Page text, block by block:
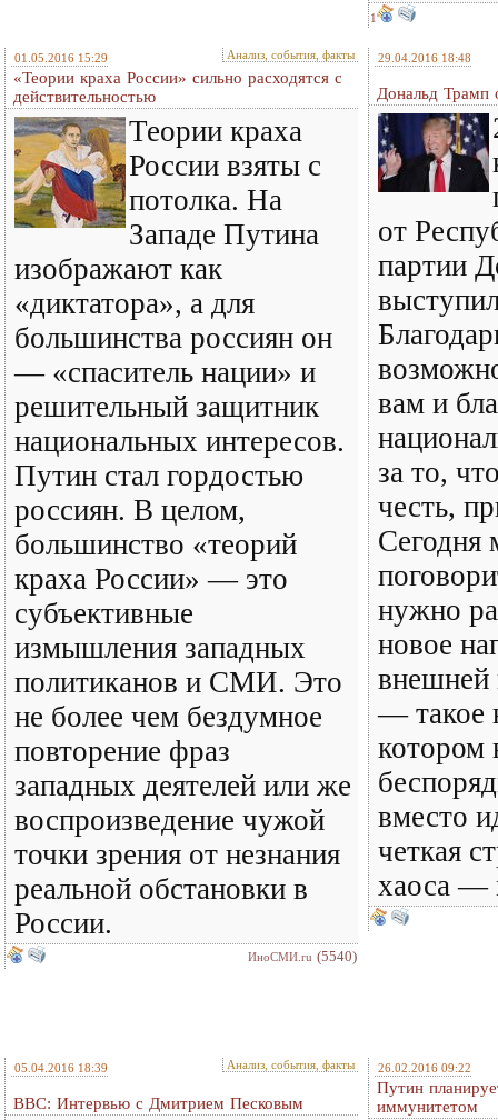
1
01.05.2016 15:29 Анализ, события, факты
«Теории краха России» сильно расходятся с
действительностью
Теории краха
России взяты с
потолка. На
Западе Путина
изображают как
«диктатора», а для
большинства россиян он
— «спаситель нации» и
решительный защитник
национальных интересов.
Путин стал гордостью
россиян. В целом,
большинство «теорий
краха России» — это
субъективные
измышления западных
политиканов и СМИ. Это
не более чем бездумное
повторение фраз
западных деятелей или же
воспроизведение чужой
точки зрения от незнания
реальной обстановки в
России.
ИноСМИ.ru (5540)
29.04.2016 18:48
Дональд
от
партии
вам и
за то,
честь,
Сегодня
нужно
новое
— такое
котором
вместо
четкая
хаоса —
05.04.2016 18:39 Анализ, события, факты
BBC: Интервью с Дмитрием Песковым
26.02.2016 09:22
Путин
иммунитетом